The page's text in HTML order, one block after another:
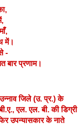
में।
-
बार प्रणाम।
जिले (उ. प्र.) के
एल. एल. बी. की डिग्री
उपन्यासकार के नाते